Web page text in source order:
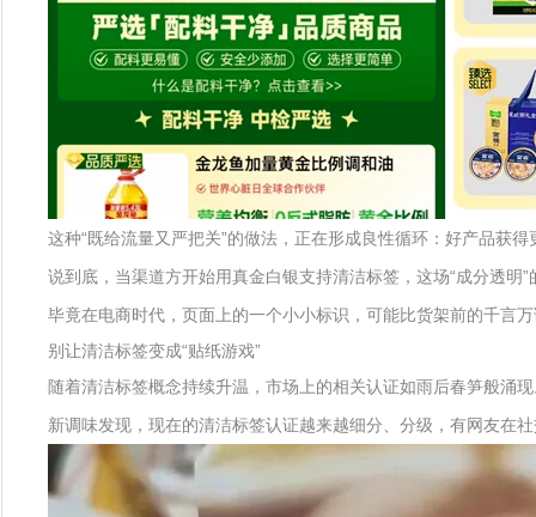
这种“既给流量又严把关”的做法，正在形成良性循环：好产品获
说到底，当渠道方开始用真金白银支持清洁标签，这场“成分透明
毕竟在电商时代，页面上的一个小小标识，可能比货架前的千言
别让清洁标签变成“贴纸游戏”
随着清洁标签概念持续升温，市场上的相关认证如雨后春笋般涌
新调味发现，现在的清洁标签认证越来越细分、分级，有网友在